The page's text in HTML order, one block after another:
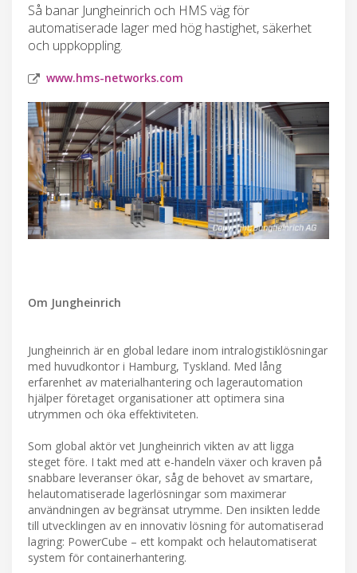
Så banar Jungheinrich och HMS väg för
automatiserade lager med hög hastighet, säkerhet
och uppkoppling.
www.hms-networks.com
Om Jungheinrich
Jungheinrich är en global ledare inom intralogistiklösningar
med huvudkontor i Hamburg, Tyskland. Med lång
erfarenhet av materialhantering och lagerautomation
hjälper företaget organisationer att optimera sina
utrymmen och öka effektiviteten.
Som global aktör vet Jungheinrich vikten av att ligga
steget före. I takt med att e-handeln växer och kraven på
snabbare leveranser ökar, såg de behovet av smartare,
helautomatiserade lagerlösningar som maximerar
användningen av begränsat utrymme. Den insikten ledde
till utvecklingen av en innovativ lösning för automatiserad
lagring: PowerCube – ett kompakt och helautomatiserat
system för containerhantering.